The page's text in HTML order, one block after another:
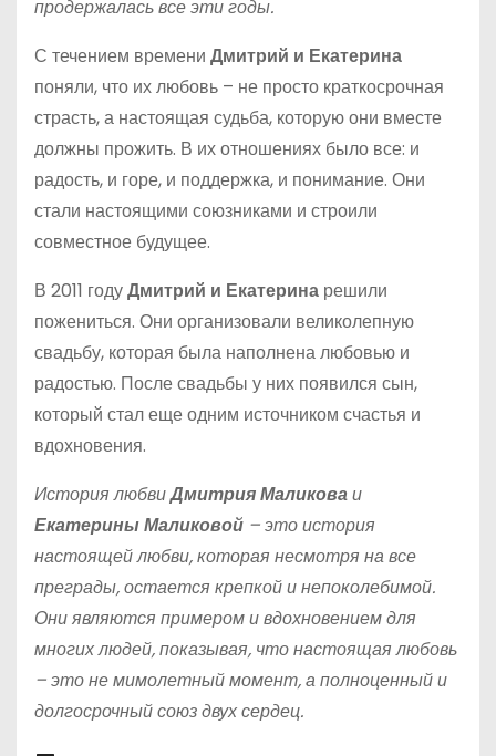
продержалась все эти годы.
С течением времени Дмитрий и Екатерина
поняли, что их любовь – не просто краткосрочная
страсть, а настоящая судьба, которую они вместе
должны прожить. В их отношениях было все: и
радость, и горе, и поддержка, и понимание. Они
стали настоящими союзниками и строили
совместное будущее.
В 2011 годуДмитрий и Екатерина решили
пожениться. Они организовали великолепную
свадьбу, которая была наполнена любовью и
радостью. После свадьбы у них появился сын,
который стал еще одним источником счастья и
вдохновения.
История любвиДмитрия Маликоваи
Екатерины Маликовой – это история
настоящей любви, которая несмотря на все
преграды, остается крепкой и непоколебимой.
Они являются примером и вдохновением для
многих людей, показывая, что настоящая любовь
– это не мимолетный момент, а полноценный и
долгосрочный союз двух сердец.